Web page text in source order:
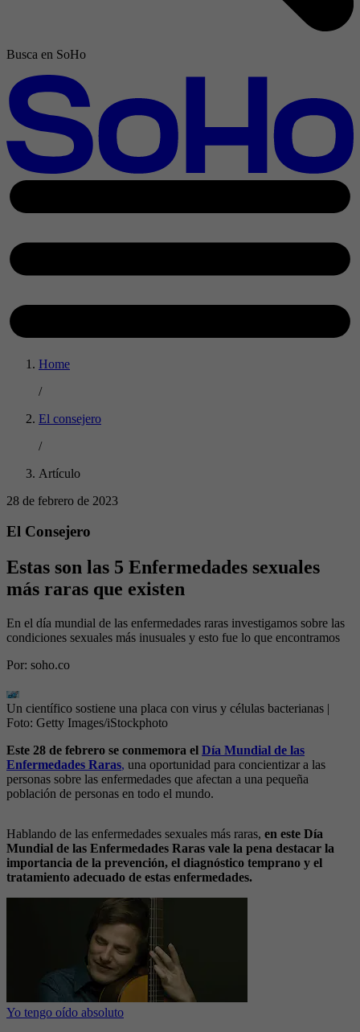
Busca en SoHo
Home
/
El consejero
/
Artículo
28 de febrero de 2023
El Consejero
Estas son las 5 Enfermedades sexuales
más raras que existen
En el día mundial de las enfermedades raras investigamos sobre las
condiciones sexuales más inusuales y esto fue lo que encontramos
Por: soho.co
Un científico sostiene una placa con virus y células bacterianas |
Foto: Getty Images/iStockphoto
Este 28 de febrero se conmemora el Día Mundial de las
Enfermedades Raras, una oportunidad para concientizar a las
personas sobre las enfermedades que afectan a una pequeña
población de personas en todo el mundo.
Hablando de las enfermedades sexuales más raras, en este Día
Mundial de las Enfermedades Raras vale la pena destacar la
importancia de la prevención, el diagnóstico temprano y el
tratamiento adecuado de estas enfermedades.
Yo tengo oído absoluto